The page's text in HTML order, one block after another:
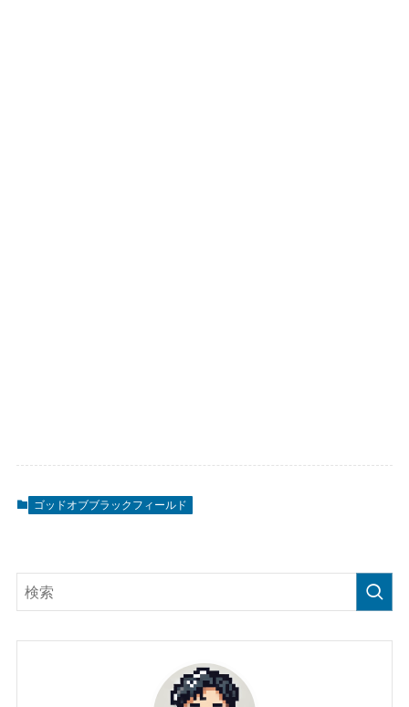
ゴッドオブブラックフィールド